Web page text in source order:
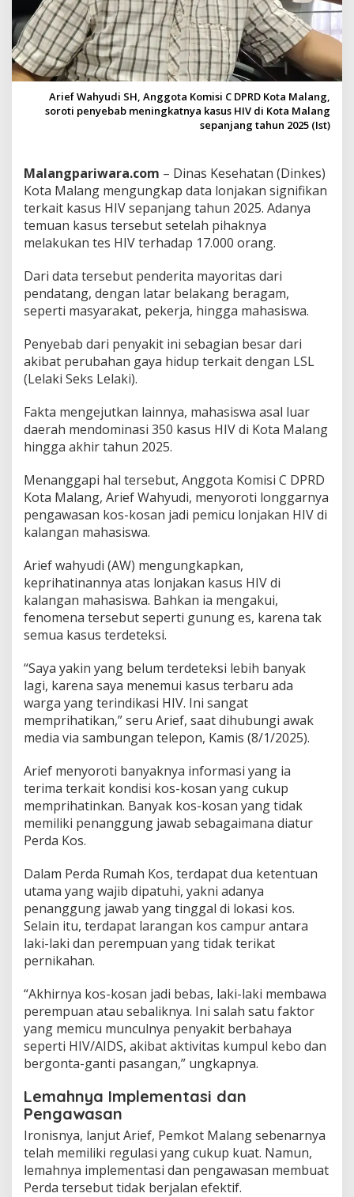
b
a
s
s
e
b
a
g
m
i
c
u
L
o
j
a
k
H
I
V
i
K
o
t
M
a
a
n
Arief Wahyudi SH, Anggota Komisi C DPRD Kota Malang,
soroti penyebab meningkatnya kasus HIV di Kota Malang
sepanjang tahun 2025 (Ist)
Malangpariwara.com – Dinas Kesehatan (Dinkes)
Kota Malang mengungkap data lonjakan signifikan
terkait kasus HIV sepanjang tahun 2025. Adanya
temuan kasus tersebut setelah pihaknya
melakukan tes HIV terhadap 17.000 orang.
Dari data tersebut penderita mayoritas dari
pendatang, dengan latar belakang beragam,
seperti masyarakat, pekerja, hingga mahasiswa.
Penyebab dari penyakit ini sebagian besar dari
akibat perubahan gaya hidup terkait dengan LSL
(Lelaki Seks Lelaki).
Fakta mengejutkan lainnya, mahasiswa asal luar
daerah mendominasi 350 kasus HIV di Kota Malang
hingga akhir tahun 2025.
Menanggapi hal tersebut, Anggota Komisi C DPRD
Kota Malang, Arief Wahyudi, menyoroti longgarnya
pengawasan kos-kosan jadi pemicu lonjakan HIV di
kalangan mahasiswa.
Arief wahyudi (AW) mengungkapkan,
keprihatinannya atas lonjakan kasus HIV di
kalangan mahasiswa. Bahkan ia mengakui,
fenomena tersebut seperti gunung es, karena tak
semua kasus terdeteksi.
“Saya yakin yang belum terdeteksi lebih banyak
lagi, karena saya menemui kasus terbaru ada
warga yang terindikasi HIV. Ini sangat
memprihatikan,” seru Arief, saat dihubungi awak
media via sambungan telepon, Kamis (8/1/2025).
Arief menyoroti banyaknya informasi yang ia
terima terkait kondisi kos-kosan yang cukup
memprihatinkan. Banyak kos-kosan yang tidak
memiliki penanggung jawab sebagaimana diatur
Perda Kos.
Dalam Perda Rumah Kos, terdapat dua ketentuan
utama yang wajib dipatuhi, yakni adanya
penanggung jawab yang tinggal di lokasi kos.
Selain itu, terdapat larangan kos campur antara
laki-laki dan perempuan yang tidak terikat
pernikahan.
“Akhirnya kos-kosan jadi bebas, laki-laki membawa
perempuan atau sebaliknya. Ini salah satu faktor
yang memicu munculnya penyakit berbahaya
seperti HIV/AIDS, akibat aktivitas kumpul kebo dan
bergonta-ganti pasangan,” ungkapnya.
Lemahnya Implementasi dan
Pengawasan
Ironisnya, lanjut Arief, Pemkot Malang sebenarnya
telah memiliki regulasi yang cukup kuat. Namun,
lemahnya implementasi dan pengawasan membuat
Perda tersebut tidak berjalan efektif.